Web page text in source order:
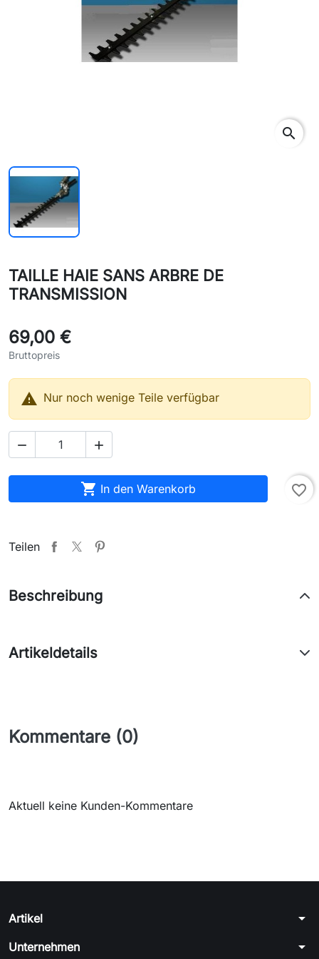
search
TAILLE HAIE SANS ARBRE DE
TRANSMISSION
69,00 €
Bruttopreis
 Nur noch wenige Teile verfügbar
 
 In den Warenkorb favorite_border
Teilen
Beschreibung
Artikeldetails
Kommentare (0)
Aktuell keine Kunden-Kommentare
Artikel arrow_drop_down
Unternehmen arrow_drop_down